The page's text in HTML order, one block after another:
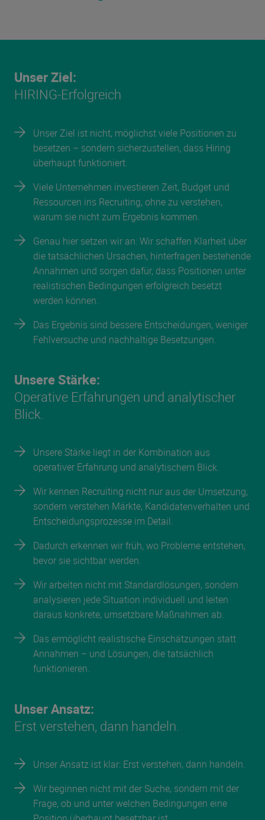
Unser Ziel:
HIRING-Erfolgreich
Unser Ziel ist nicht, möglichst viele Positionen zu
besetzen – sondern sicherzustellen, dass Hiring
überhaupt funktioniert.
Viele Unternehmen investieren Zeit, Budget und
Ressourcen ins Recruiting, ohne zu verstehen,
warum sie nicht zum Ergebnis kommen.
Genau hier setzen wir an: Wir schaffen Klarheit über
die tatsächlichen Ursachen, hinterfragen bestehende
Annahmen und sorgen dafür, dass Positionen unter
realistischen Bedingungen erfolgreich besetzt
werden können.
Das Ergebnis sind bessere Entscheidungen, weniger
Fehlversuche und nachhaltige Besetzungen.
Unsere Stärke:
Operative Erfahrungen und analytischer
Blick.
Unsere Stärke liegt in der Kombination aus
operativer Erfahrung und analytischem Blick.
Wir kennen Recruiting nicht nur aus der Umsetzung,
sondern verstehen Märkte, Kandidatenverhalten und
Entscheidungsprozesse im Detail.
Dadurch erkennen wir früh, wo Probleme entstehen,
bevor sie sichtbar werden.
Wir arbeiten nicht mit Standardlösungen, sondern
analysieren jede Situation individuell und leiten
daraus konkrete, umsetzbare Maßnahmen ab.
Das ermöglicht realistische Einschätzungen statt
Annahmen – und Lösungen, die tatsächlich
funktionieren.
Unser Ansatz:
Erst verstehen, dann handeln.
Unser Ansatz ist klar: Erst verstehen, dann handeln.
Wir beginnen nicht mit der Suche, sondern mit der
Frage, ob und unter welchen Bedingungen eine